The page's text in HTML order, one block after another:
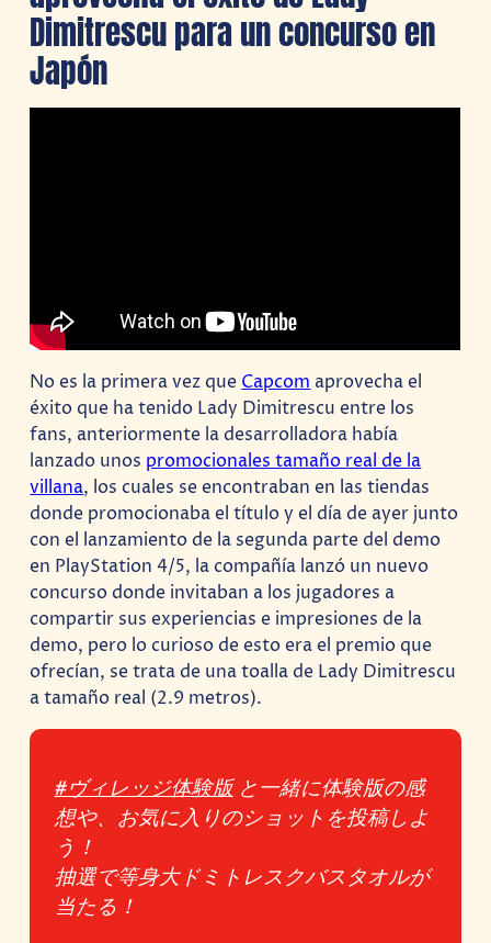
Dimitrescu para un concurso en
Japón
No es la primera vez que Capcom aprovecha el
éxito que ha tenido Lady Dimitrescu entre los
fans, anteriormente la desarrolladora había
lanzado unos promocionales tamaño real de la
villana, los cuales se encontraban en las tiendas
donde promocionaba el título y el día de ayer junto
con el lanzamiento de la segunda parte del demo
en PlayStation 4/5, la compañía lanzó un nuevo
concurso donde invitaban a los jugadores a
compartir sus experiencias e impresiones de la
demo, pero lo curioso de esto era el premio que
ofrecían, se trata de una toalla de Lady Dimitrescu
a tamaño real (2.9 metros).
#ヴィレッジ体験版と一緒に体験版の感
想や、お気に入りのショットを投稿しよ
う！
抽選で等身大ドミトレスクバスタオルが
当たる！